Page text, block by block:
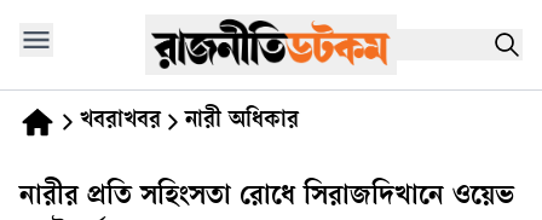
খবরাখবর নারী অধিকার
নারীর প্রতি সহিংসতা রোধে সিরাজদিখানে ওয়েভ